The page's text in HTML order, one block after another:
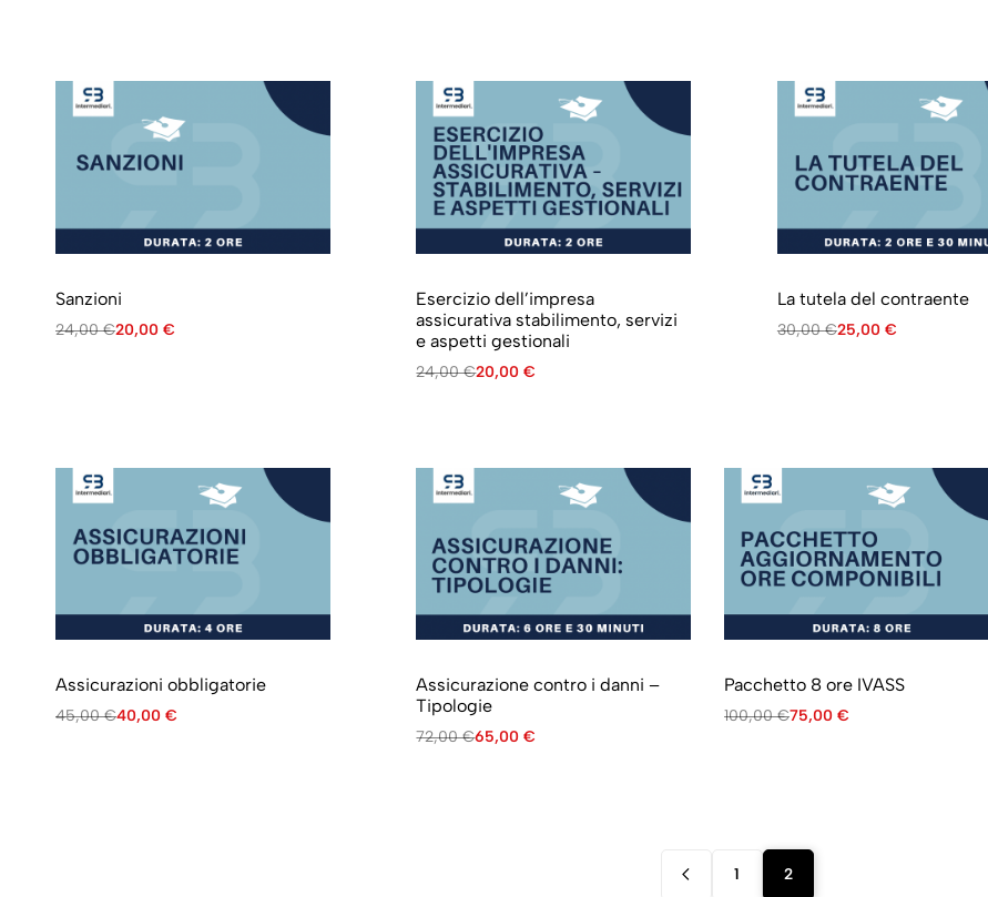
Sanzioni
24,00€20,00 €
Esercizio dell’impresa
assicurativa stabilimento, servizi
e aspetti gestionali
24,00€20,00€
La tutela del contraente
30,00€25,00 €
Assicurazioni obbligatorie
45,00€40,00 €
Assicurazione contro i danni –
Tipologie
72,00€65,00€
Pacchetto 8 ore IVASS
100,00€75,00€
1 2